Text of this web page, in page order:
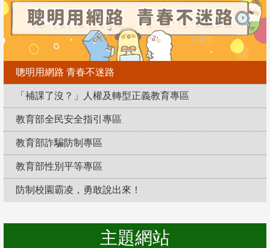
聰明用網路 青春不迷路
「補課了沒？」人權及轉型正義教育專區
教育部全民安全指引專區
教育部詐騙防制專區
教育部性別平等專區
防制校園霸凌，勇敢說出來！
主題網站